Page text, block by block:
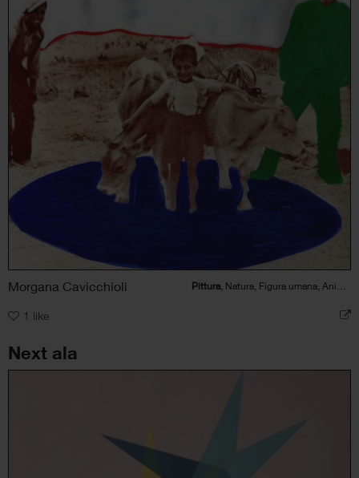
Morgana Cavicchioli Pittura, Natura, Figura umana, Animale
1 like
Next ala